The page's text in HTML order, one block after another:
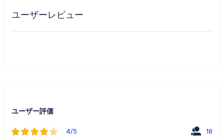
ユーザーレビュー
ユーザー評価
4/5 18